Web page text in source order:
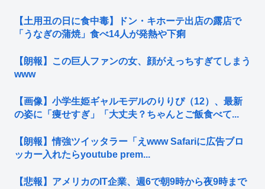
【土用丑の日に食中毒】ドン・キホーテ出店の露店で
「うなぎの蒲焼」食べ14人が発熱や下痢
【朗報】この巨人ファンの女、顔がえっちすぎてしまう
www
【画像】小学生姫ギャルモデルのりりぴ（12）、最新
の姿に「痩せすぎ」「大丈夫？ちゃんとご飯食べて...
【朗報】情強ツイッタラー「えwww Safariに広告ブロ
ッカー入れたらyoutube prem...
【悲報】アメリカのIT企業、週6で朝9時から夜9時まで